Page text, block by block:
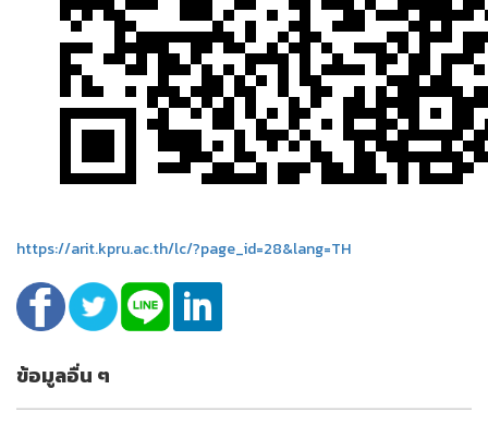
https://arit.kpru.ac.th/lc/?page_id=28&lang=TH
ข้อมูลอื่น ๆ